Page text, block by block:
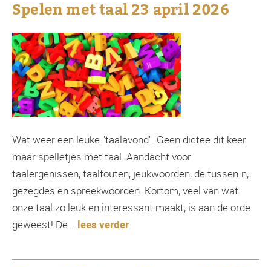
Spelen met taal 23 april 2026
Wat weer een leuke "taalavond". Geen dictee dit keer
maar spelletjes met taal. Aandacht voor
taalergenissen, taalfouten, jeukwoorden, de tussen-n,
gezegdes en spreekwoorden. Kortom, veel van wat
onze taal zo leuk en interessant maakt, is aan de orde
geweest! De... lees verder